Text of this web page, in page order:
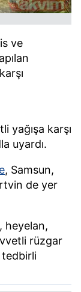
ve
yağışa karşı
uyardı.
, Samsun,
de yer
heyelan,
rüzgar
tedbirli